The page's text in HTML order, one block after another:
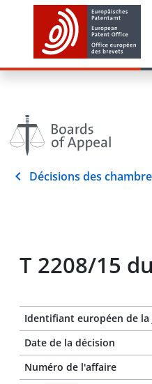
Décisions des
T 2208/15
Identifiant européen de
Date de la décision
Numéro de l'affaire